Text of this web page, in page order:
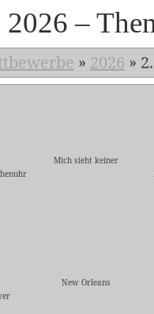
–
» 2026 »
Mich sieht keiner
New Orleans